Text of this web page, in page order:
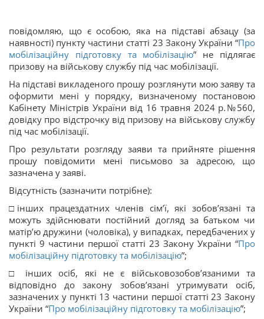
повідомляю, що є особою, яка на підставі абзацу (за
наявності) пункту частини статті 23 Закону України “Про
мобілізаційну підготовку та мобілізацію” не підлягає
призову на військову службу під час мобілізації.
На підставі викладеного прошу розглянути мою заяву та
оформити мені у порядку, визначеному постановою
Кабінету Міністрів України від 16 травня 2024 р.№560,
довідку про відстрочку від призову на військову службу
під час мобілізації.
Про результати розгляду заяви та прийняте рішення
прошу повідомити мені письмово за адресою, що
зазначена у заяві.
Відсутність (зазначити потрібне):
□інших працездатних членів сім’ї, які зобов’язані та
можуть здійснювати постійний догляд за батьком чи
матір’ю дружини (чоловіка), у випадках, передбачених у
пункті 9 частини першої статті 23 Закону України “Про
мобілізаційну підготовку та мобілізацію”;
□ інших осіб, які не є військовозобов’язаними та
відповідно до закону зобов’язані утримувати осіб,
зазначених у пункті 13 частини першої статті 23 Закону
України “Про мобілізаційну підготовку та мобілізацію”;